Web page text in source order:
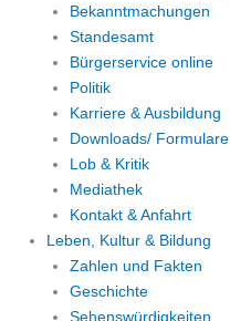
Bekanntmachungen
Standesamt
Bürgerservice online
Politik
Karriere & Ausbildung
Downloads/ Formulare
Lob & Kritik
Mediathek
Kontakt & Anfahrt
Leben, Kultur & Bildung
Zahlen und Fakten
Geschichte
Sehenswürdigkeiten